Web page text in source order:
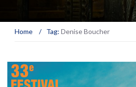
Home / Tag: Denise Boucher